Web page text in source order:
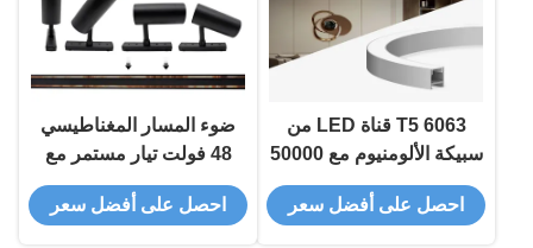
6063 T5 قناة LED من
سبيكة الألومنيوم مع 50000
ساعة عمر لشركة PCB
العرض يصل إلى 12 مم
احصل على أفضل سعر
ضوء المسار المغناطيسي
48 فولت تيار مستمر مع
عمر افتراضي يصل إلى
50000 ساعة ونظام إضاءة
احصل على أفضل سعر